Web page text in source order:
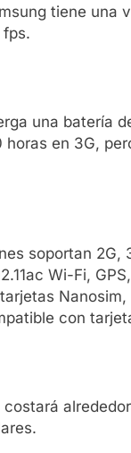
tiene una
fps.
una batería
horas en 3G,
soportan 2G,
Wi-Fi,
con
costará